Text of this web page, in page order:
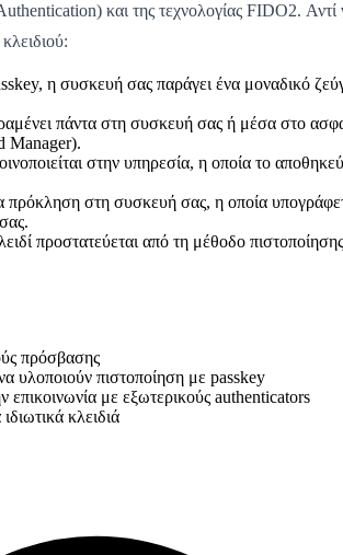
και της τεχνολογίας FIDO2.
η συσκευή σας παράγει ένα μοναδικό
πάντα στη συσκευή σας ή μέσα στο
Manager).
στην υπηρεσία, η οποία το
στη συσκευή σας, η οποία
προστατεύεται από τη μέθοδο
πρόσβασης
υλοποιούν πιστοποίηση με passkey
με εξωτερικούς authenticators
κλειδιά